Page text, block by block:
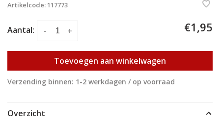
Artikelcode:117773
Aantal: +
- €1,95
Toevoegen aan winkelwagen
Verzending binnen: 1-2 werkdagen / op voorraad
Overzicht